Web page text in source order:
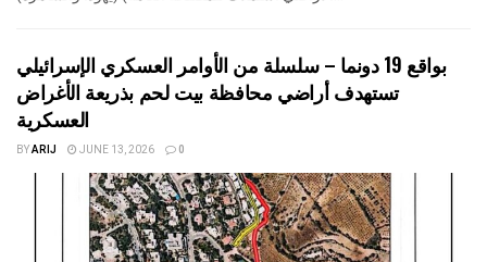
بواقع 19 دونما – سلسلة من الأوامر العسكري الإسرائيلي
تستهدف أراضي محافظة بيت لحم بذريعة الأغراض
العسكرية
BYARIJ JUNE 13, 2026 0